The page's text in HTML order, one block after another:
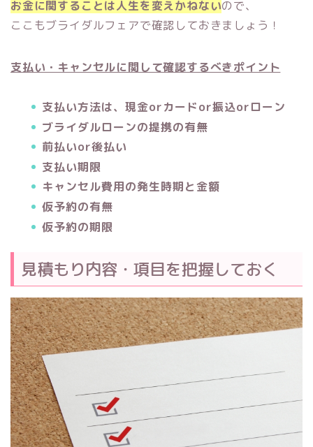
お金に関することは人生を変えかねないので、
ここもブライダルフェアで確認しておきましょう！
支払い・キャンセルに関して確認するべきポイント
支払い方法は、現金orカードor振込orローン
ブライダルローンの提携の有無
前払いor後払い
支払い期限
キャンセル費用の発生時期と金額
仮予約の有無
仮予約の期限
見積もり内容・項目を把握しておく